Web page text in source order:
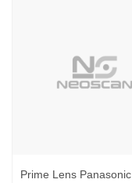
Prime Lens Panasonic